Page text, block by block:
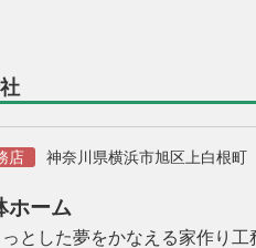
店 神奈川県横浜市旭区上白根町
ホーム
とした夢をかなえる家作り工